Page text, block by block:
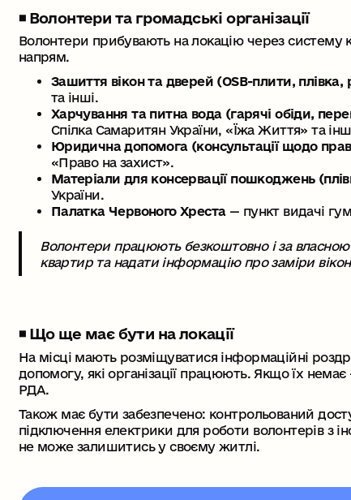
◾️ Волонтери та громадські організації
Волонтери прибувають на локацію через систему
напрям.
Зашиття вікон та дверей (ОSB-плити, плівка,
та інші.
Харчування та питна вода (гарячі обіди,
Спілка Самаритян України, «Їжа Життя» та
Юридична допомога (консультації щодо
«Право на захист».
Матеріали для консервації пошкоджень
України.
Палатка Червоного Хреста— пункт видачі
Волонтери працюють безкоштовно і за власною
квартир та надати інформацію про заміри
◾️ Що ще має бути на локації
На місці мають розміщуватися інформаційні
допомогу, які організації працюють. Якщо їх
РДА.
Також має бути забезпечено: контрольований
підключення електрики для роботи волонтерів з
не може залишитись у своєму житлі.